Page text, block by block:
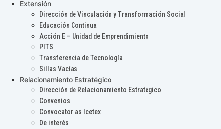
Extensión
Dirección de Vinculación y Transformación Social
Educación Continua
Acción E – Unidad de Emprendimiento
PITS
Transferencia de Tecnología
Sillas Vacías
Relacionamiento Estratégico
Dirección de Relacionamiento Estratégico
Convenios
Convocatorias Icetex
De interés